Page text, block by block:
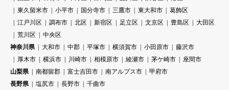
東久留米市
小平市 国分寺市 三鷹市 東大和市
葛飾区
江戸川区
調布市 北区 新宿区 足立区 文京区 豊島区
大田区
荒川区
中央区
神奈川県
大和市 中郡 平塚市 横須賀市 小田原市
藤沢市
厚木市
横浜市 川崎市 相模原市 綾瀬市 茅ケ崎市
座間市
山梨県
南都留郡 富士吉田市 南アルプス市
甲府市
長野県
塩尻市 長野市
千曲市